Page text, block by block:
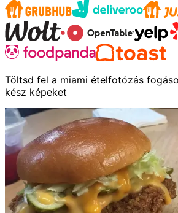
Töltsd fel a miami ételfotózás
kész képeket